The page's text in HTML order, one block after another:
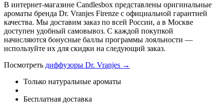
В интернет-магазине Candlesbox представлены оригинальные
ароматы бренда Dr. Vranjes Firenze с официальной гарантией
качества. Мы доставим заказ по всей России, а в Москве
доступен удобный самовывоз. С каждой покупкой
начисляются бонусные баллы программы лояльности —
используйте их для скидки на следующий заказ.
Посмотреть диффузоры Dr. Vranjes →
Только натуральные ароматы
Бесплатная доставка